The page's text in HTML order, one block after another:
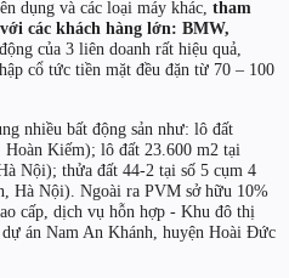
dụng và các loại máy khác, tham
các khách hàng lớn: BMW,
của 3 liên doanh rất hiệu quả,
cổ tức tiền mặt đều đặn từ 70 – 100
nhiều bất động sản như: lô đất
Kiếm); lô đất 23.600 m2 tại
Nội); thửa đất 44-2 tại số 5 cụm 4
Hà Nội). Ngoài ra PVM sở hữu 10%
cấp, dịch vụ hỗn hợp - Khu đô thị
án Nam An Khánh, huyện Hoài Đức